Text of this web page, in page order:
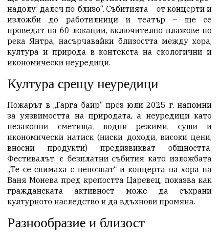
надолу: далеч по-близо“. Събитията – от концерти и
изложби до работилници и театър – ще се
проведат на 60 локации, включително плажове по
река Янтра, насърчавайки близостта между хора,
култура и природа в контекста на екологични и
икономически неуредици.
Култура срещу неуредици
Пожарът в „Гарга баир“ през юли 2025 г. напомни
за уязвимостта на природата, а неуредици като
незаконни сметища, водни режими, суши и
икономически натиск (ниски доходи, високи цени,
вносни продукти) предизвикват общността.
Фестивалът, с безплатни събития като изложбата
„Те се снимаха с непознат“ и концерта на хора на
Ваня Монева пред крепостта Царевец, показва как
гражданската активност може да съхрани
културното наследство и да вдъхнови промяна.
Разнообразие и близост